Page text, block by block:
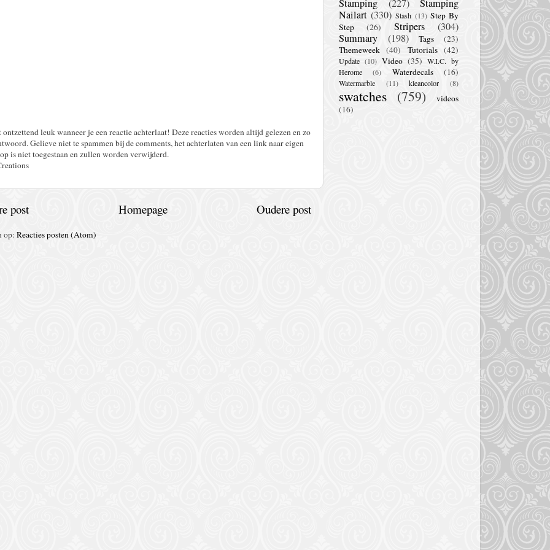
leuk wanneer je een reactie achterlaat! Deze reacties worden altijd gelezen en zo
Gelieve niet te spammen bij de comments, het achterlaten van een link naar eigen
is niet toegestaan en zullen worden verwijderd.
post Oudere post
Homepage
op: Reacties posten (Atom)
Stamping (227)
Stamping
Nailart (330) Stash (13) Step By
Step
(26) Stripers
(304)
Summary
(198) Tags
(23)
Themeweek (40) Tutorials (42)
Update (10) Video (35) W.I.C. by
Herome
(6) Waterdecals (16)
Watermarble (11) kleancolor (8)
swatches (759)
videos
(16)